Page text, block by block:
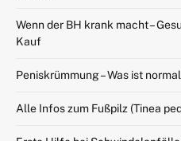
Wenn der BH krank macht –
Kauf
Peniskrümmung – Was ist
Alle Infos zum Fußpilz (Tinea